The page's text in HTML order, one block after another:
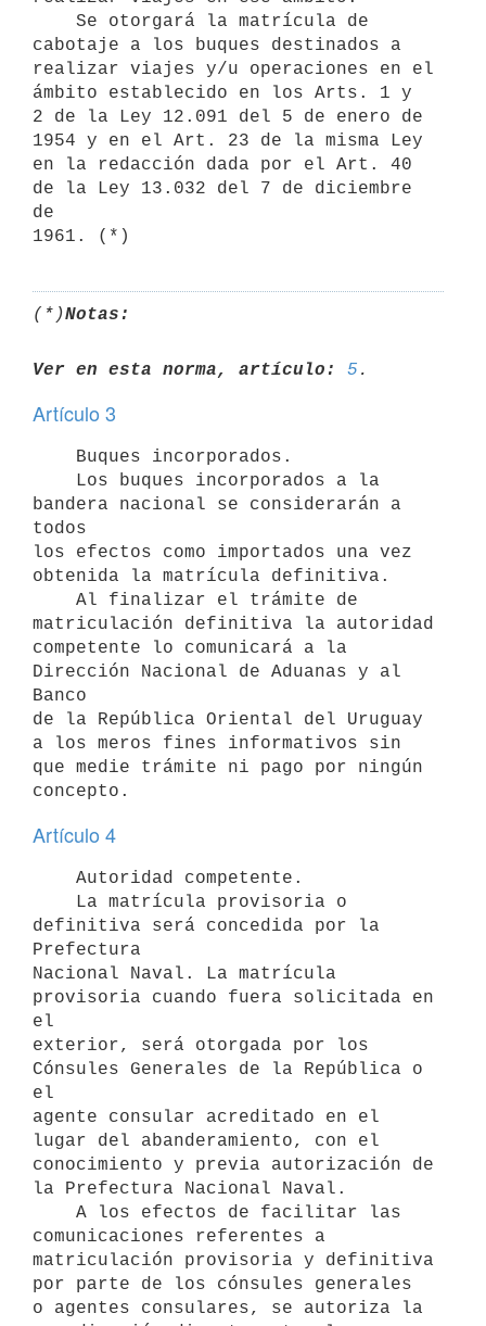
cabotaje a los buques destinados a
realizar viajes y/u operaciones en el
ámbito establecido en los Arts. 1 y
2 de la Ley 12.091 del 5 de enero de
1954 y en el Art. 23 de la misma Ley
en la redacción dada por el Art. 40
de la Ley 13.032 del 7 de diciembre
de
(*)Notas:
Ver en esta norma, artículo: 5
Artículo 3
bandera nacional se considerarán a
todos
los efectos como importados una vez
obtenida la matrícula definitiva.
matriculación definitiva la autoridad
competente lo comunicará a la
Dirección Nacional de Aduanas y al
Banco
de la República Oriental del Uruguay
a los meros fines informativos sin
que medie trámite ni pago por ningún
Artículo 4
definitiva será concedida por la
Prefectura
Nacional Naval. La matrícula
provisoria cuando fuera solicitada en
el
exterior, será otorgada por los
Cónsules Generales de la República o
el
agente consular acreditado en el
lugar del abanderamiento, con el
conocimiento y previa autorización de
la Prefectura Nacional Naval.
comunicaciones referentes a
matriculación provisoria y definitiva
por parte de los cónsules generales
o agentes consulares, se autoriza la